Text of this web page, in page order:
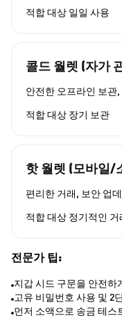
적합 대상 일일 사용
콜드 월렛 (자가
안전한 오프라인 보관
적합 대상 장기 보관
핫 월렛 (모바일/
편리한 거래, 보안 업
적합 대상 정기적인 거
전문가 팁:
지갑 시드 구문을 안전하
고유 비밀번호 사용 및 2
먼저 소액으로 송금 테스